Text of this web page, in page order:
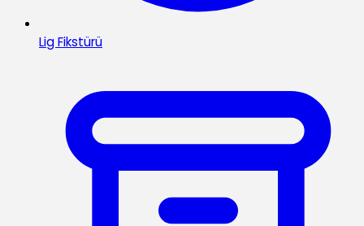
Lig Fikstürü